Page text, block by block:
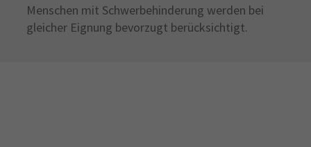
Menschen mit Schwerbehinderung werden bei
gleicher Eignung bevorzugt berücksichtigt.